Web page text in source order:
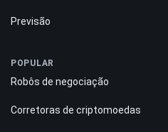
Previsão
POPULAR
Robôs de negociação
Corretoras de criptomoedas